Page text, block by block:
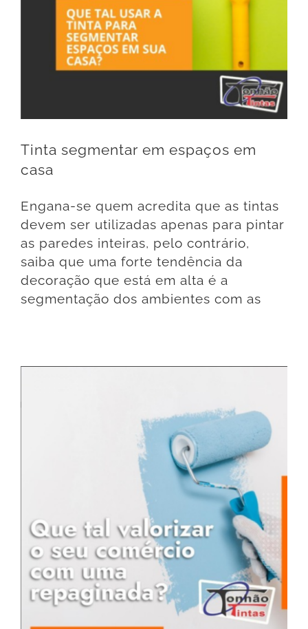
Tinta segmentar em espaços em
casa
Engana-se quem acredita que as tintas
devem ser utilizadas apenas para pintar
as paredes inteiras, pelo contrário,
saiba que uma forte tendência da
decoração que está em alta é a
segmentação dos ambientes com as